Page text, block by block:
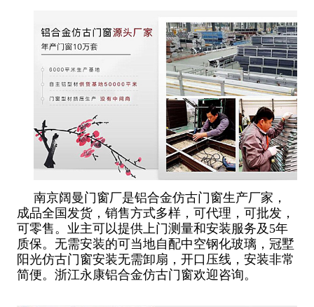
南京阔曼门窗厂是铝合金仿古门窗生产厂家，
成品全国发货，销售方式多样，可代理，可批发，
可零售。业主可以提供上门测量和安装服务及5年
质保。无需安装的可当地自配中空钢化玻璃，冠墅
阳光仿古门窗安装无需卸扇，开口压线，安装非常
简便。浙江永康铝合金仿古门窗欢迎咨询。